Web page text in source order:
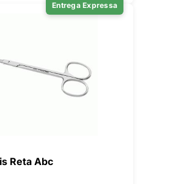
Entrega Expressa
Reta Abc